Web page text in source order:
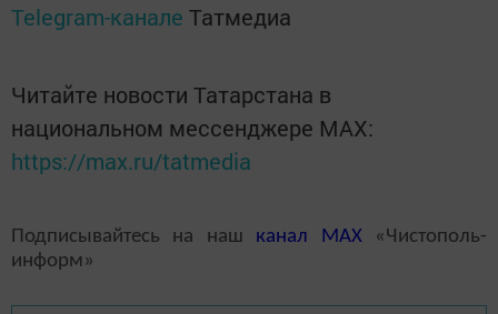
Telegram-канале Татмедиа
Читайте новости Татарстана в
национальном мессенджере MАХ:
https://max.ru/tatmedia
Подписывайтесь на наш канал MAX«Чистополь-
информ»